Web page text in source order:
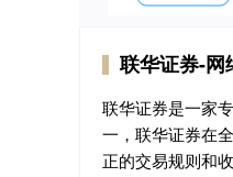
联华证券-网
联华证券是一家
一，联华证券在
正的交易规则和